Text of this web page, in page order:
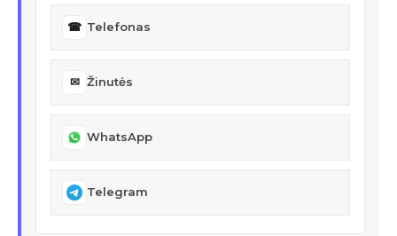
☎ Telefonas
✉ Žinutės
WhatsApp
Telegram